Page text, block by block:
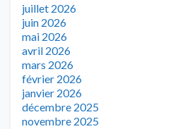
juillet 2026
juin 2026
mai 2026
avril 2026
mars 2026
février 2026
janvier 2026
décembre 2025
novembre 2025